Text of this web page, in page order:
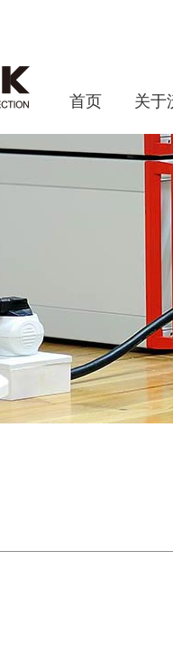
首页 关于